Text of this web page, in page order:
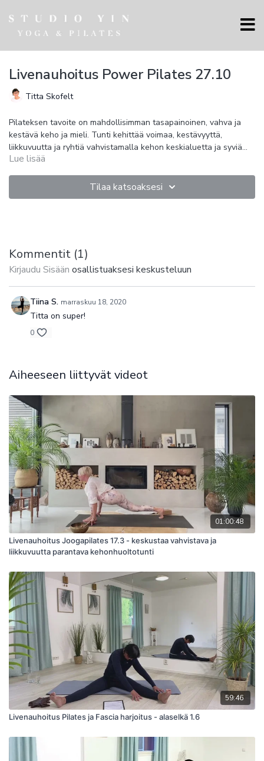
Livenauhoitus Power Pilates 27.10
Titta Skofelt
Pilateksen tavoite on mahdollisimman tasapainoinen, vahva ja
kestävä keho ja mieli. Tunti kehittää voimaa, kestävyyttä,
liikkuvuutta ja ryhtiä vahvistamalla kehon keskialuetta ja syviä
tukilihaksia. Kehon liikehallinta lisääntyy voima-, liikkuvuus- ja
Lue lisää
Tilaa katsoaksesi
Kommentit (1)
Kirjaudu Sisään osallistuaksesi keskusteluun
Tiina S. marraskuu 18, 2020
Titta on super!
0
Aiheeseen liittyvät videot
01:00:48
Livenauhoitus Joogapilates 17.3 - keskustaa vahvistava ja
liikkuvuutta parantava kehonhuoltotunti
59:46
Livenauhoitus Pilates ja Fascia harjoitus - alaselkä 1.6